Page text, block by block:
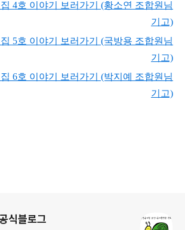
4호 이야기 보러가기 (황소연 조합원님
기고)
5호 이야기 보러가기 (국방용 조합원님
기고)
6호 이야기 보러가기 (박지예 조합원님
기고)
식블로그